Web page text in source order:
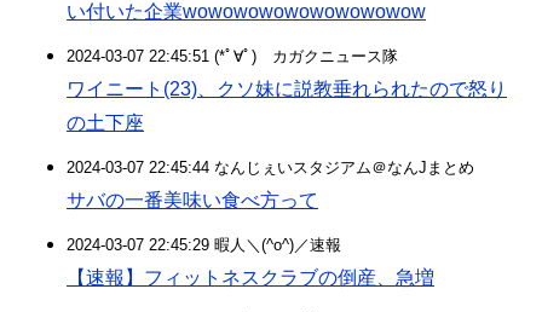
い付いた企業wowowowowowowowowow
2024-03-07 22:45:51 (*ﾟ∀ﾟ)ゞカガクニュース隊
ワイニート(23)、クソ妹に説教垂れられたので怒り
の土下座
2024-03-07 22:45:44 なんじぇいスタジアム＠なんJまとめ
サバの一番美味い食べ方って
2024-03-07 22:45:29 暇人＼(^o^)／速報
【速報】フィットネスクラブの倒産、急増